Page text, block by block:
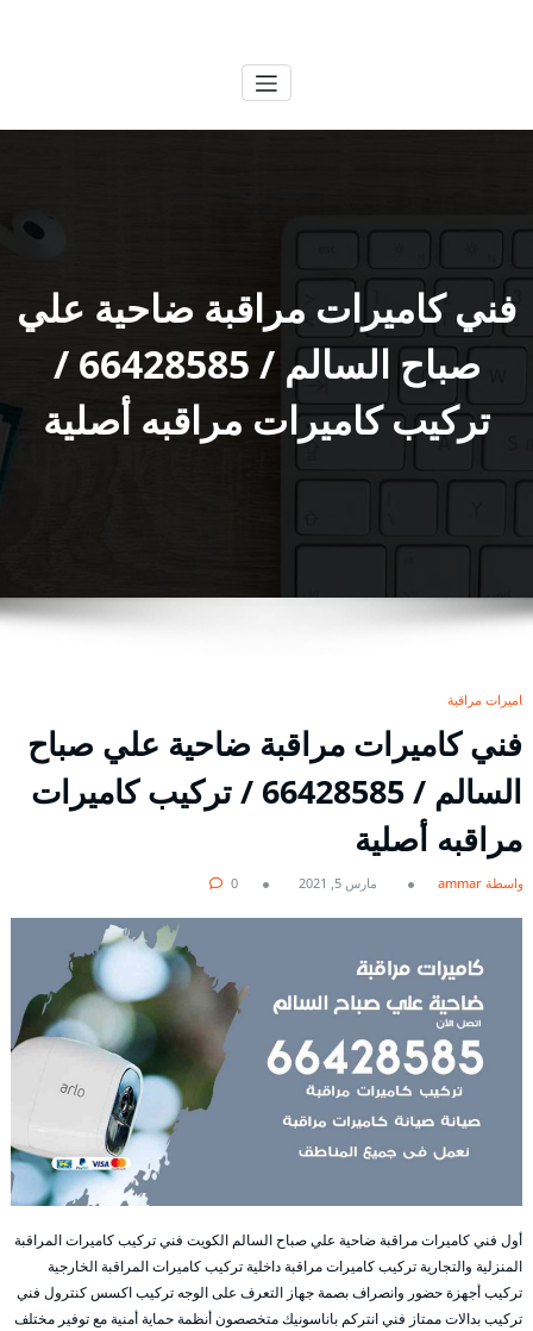
فني كاميرات مراقبة ضاحية علي
صباح السالم / 66428585 /
تركيب كاميرات مراقبه أصلية
كاميرات مراقبة
فني كاميرات مراقبة ضاحية علي صباح
السالم / 66428585 / تركيب كاميرات
مراقبه أصلية
بواسطة ammar مارس 5, 2021 0
أول فني كاميرات مراقبة ضاحية علي صباح السالم الكويت فني تركيب كاميرات المراقبة
المنزلية والتجارية تركيب كاميرات مراقبة داخلية تركيب كاميرات المراقبة الخارجية
تركيب أجهزة حضور وانصراف بصمة جهاز التعرف على الوجه تركيب اكسس كنترول فني
تركيب بدالات ممتاز فني انتركم باناسونيك متخصصون أنظمة حماية أمنية مع توفير مختلف